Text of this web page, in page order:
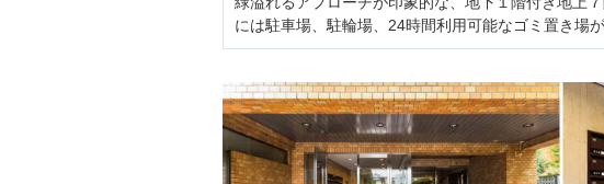
には駐車場、駐輪場、24時間利用可能なゴミ置き場が